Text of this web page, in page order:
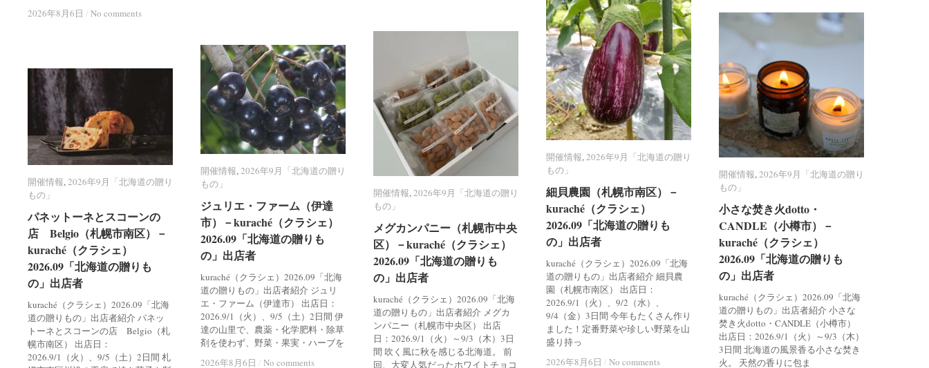
2026年8月6日 / No comments
2026年8月6日 / No comments
開催情報,2026年9月「北海道の贈り
もの」
細貝農園（札幌市南区）－
kuraché（クラシェ）
2026.09「北海道の贈りも
の」出店者
kuraché（クラシェ）2026.09「北海
道の贈りもの」出店者紹介 細貝農
園（札幌市南区） 出店日：
2026.9/1（火）、9/2（水）、
9/4（金）3日間 今年もたくさん作り
ました！定番野菜や珍しい野菜を山
盛り持っ
2026年8月6日 / No comments
開催情報 2026年9月「北海道の贈り
もの」
細貝農園（札幌市南区）－
kuraché（クラシェ）
2026.09「北海道の贈りも
の」出店者
2026年8月6日 / No comments
開催情報,2026年9月「北海道の贈り
もの」
小さな焚き火dotto・
CANDLE（小樽市）－
kuraché（クラシェ）
2026.09「北海道の贈りも
の」出店者
kuraché（クラシェ）2026.09「北海
道の贈りもの」出店者紹介 小さな
焚き火dotto・CANDLE（小樽市）
出店日：2026.9/1（火）～9/3（木）
3日間 北海道の風景香る小さな焚き
火。 天然の香りに包ま
開催情報 2026年9月「北海道の贈り
もの」
小さな焚き火dotto・
CANDLE（小樽市）－
kuraché（クラシェ）
2026.09「北海道の贈りも
の」出店者
開催情報,2026年9月「北海道の贈り
もの」
メグカンパニー（札幌市中央
区）－kuraché（クラシェ）
2026.09「北海道の贈りも
の」出店者
kuraché（クラシェ）2026.09「北海
道の贈りもの」出店者紹介 メグカ
ンパニー（札幌市中央区） 出店
日：2026.9/1（火）～9/3（木）3日
間 吹く風に秋を感じる北海道。 前
回、大変人気だったホワイトチョコ
開催情報 2026年9月「北海道の贈り
もの」
メグカンパニー（札幌市中央
区）－kuraché（クラシェ）
2026.09「北海道の贈りも
の」出店者
開催情報,2026年9月「北海道の贈り
もの」
ジュリエ・ファーム（伊達
市）－kuraché（クラシェ）
2026.09「北海道の贈りも
の」出店者
kuraché（クラシェ）2026.09「北海
道の贈りもの」出店者紹介 ジュリ
エ・ファーム（伊達市） 出店日：
2026.9/1（火）、9/5（土）2日間 伊
達の山里で、農薬・化学肥料・除草
剤を使わず、野菜・果実・ハーブを
2026年8月6日 / No comments
開催情報 2026年9月「北海道の贈り
もの」
ジュリエ・ファーム（伊達
市）－kuraché（クラシェ）
2026.09「北海道の贈りも
の」出店者
2026年8月6日 / No comments
開催情報,2026年9月「北海道の贈り
もの」
パネットーネとスコーンの
店 Belgio（札幌市南区）－
kuraché（クラシェ）
2026.09「北海道の贈りも
の」出店者
kuraché（クラシェ）2026.09「北海
道の贈りもの」出店者紹介 パネッ
トーネとスコーンの店 Belgio（札
幌市南区） 出店日：
2026.9/1（火）、9/5（土）2日間 札
開催情報 2026年9月「北海道の贈り
もの」
パネットーネとスコーンの
店 Belgio（札幌市南区）－
kuraché（クラシェ）
2026.09「北海道の贈りも
の」出店者